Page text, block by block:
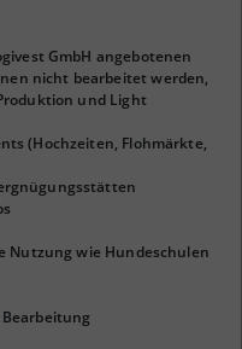
GmbH angebotenen
nicht bearbeitet werden,
und Light
(Hochzeiten, Flohmärkte,
Nutzung wie Hundeschulen